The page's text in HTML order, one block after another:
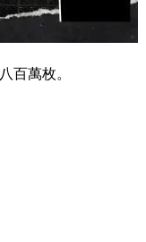
百萬枚。